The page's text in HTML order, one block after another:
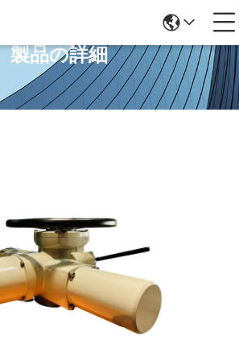
製品の詳細